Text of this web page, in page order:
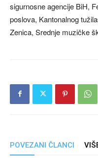
sigurnosne agencije BiH,
poslova, Kantonalnog
Zenica, Srednje muzičke
POVEZANI ČLANCI